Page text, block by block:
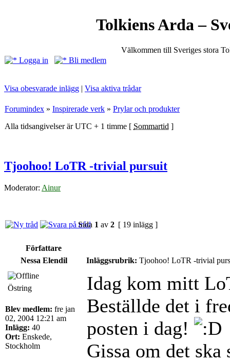
Tolkiens Arda –
Välkommen till Sveriges stora
Logga in
Bli medlem
Visa obesvarade inlägg | Visa aktiva trådar
Forumindex » Inspirerade verk » Prylar och produkter
Alla tidsangivelser är UTC + 1 timme [ Sommartid ]
Tjoohoo! LoTR -trivial pursuit
Moderator: Ainur
Sida 1 av 2 [ 19 inlägg ]
Författare
Nessa Elendil
Inläggsrubrik: Tjoohoo! LoTR -trivial
Östring
Blev medlem: fre jan
02, 2004 12:21 am
Inlägg: 40
Ort: Enskede,
Stockholm
Idag kom mitt
Beställde det i
posten i dag!
Gissa om det ska